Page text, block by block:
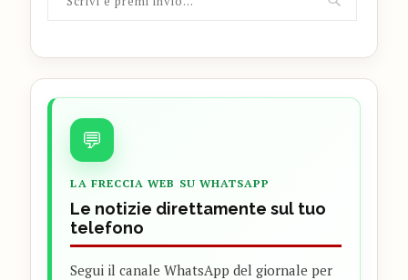
💬
LA FRECCIA WEB SU WHATSAPP
Le notizie direttamente sul tuo
telefono
Segui il canale WhatsApp del giornale per